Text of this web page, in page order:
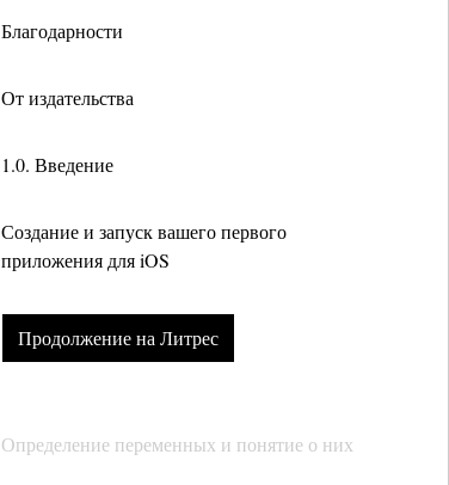
Благодарности
От издательства
1.0. Введение
Создание и запуск вашего первого
приложения для iOS
Продолжение на Литрес
Определение переменных и понятие о них